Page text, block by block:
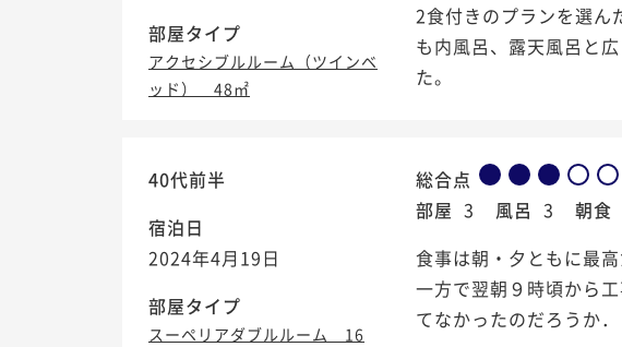
部屋タイプ
アクセシブルルーム（ツインベ
ッド） 48㎡
2食付きのプランを選ん
も内風呂、露天風呂と
た。
40代前半
宿泊日
2024年4月19日
部屋タイプ
スーペリアダブルルーム 16
総合点
部屋 3 風呂 3 朝食
食事は朝・夕ともに最
一方で翌朝９時頃から
てなかったのだろうか